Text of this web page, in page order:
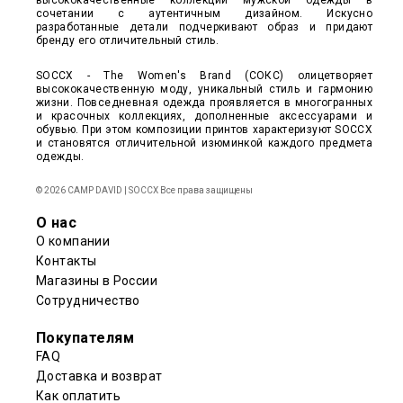
сочетании с аутентичным дизайном. Искусно
разработанные детали подчеркивают образ и придают
бренду его отличительный стиль.
SOCCX - The Women's Brand (СОКС) олицетворяет
высококачественную моду, уникальный стиль и гармонию
жизни. Повседневная одежда проявляется в многогранных
и красочных коллекциях, дополненные аксессуарами и
обувью. При этом композиции принтов характеризуют SOCCX
и становятся отличительной изюминкой каждого предмета
одежды.
© 2026 CAMP DAVID | SOCCX Все права защищены
О нас
О компании
Контакты
Магазины в России
Сотрудничество
Покупателям
FAQ
Доставка и возврат
Как оплатить